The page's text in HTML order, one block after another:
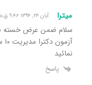
میترا آبان ۲۴, ۱۳۹۴ ۹:۴۶ ق٫ظ
سلام ضمن عرض خسته
نمائید
پاسخ